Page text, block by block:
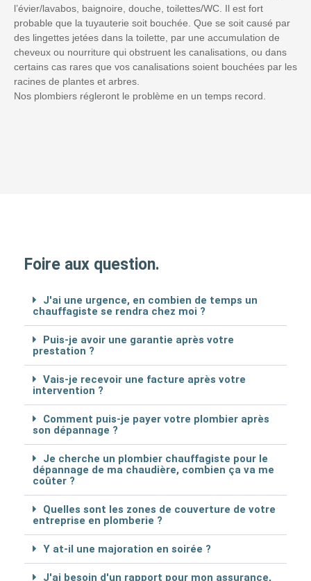
l’évier/lavabos, baignoire, douche, toilettes/WC. Il est fort
probable que la tuyauterie soit bouchée. Que se soit causé par
des lingettes jetées dans la toilette, par une accumulation de
cheveux ou nourriture qui obstruent les canalisations, ou dans
certains cas rares que vos canalisations soient bouchées par les
racines de plantes et arbres.
Nos plombiers régleront le problème en un temps record.
Foire aux question.
J'ai une urgence, en combien de temps un
chauffagiste se rendra chez moi ?
Puis-je avoir une garantie après votre
prestation ?
Vais-je recevoir une facture après votre
intervention ?
Comment puis-je payer votre plombier après
son dépannage ?
Je cherche un plombier chauffagiste pour le
dépannage de ma chaudière, combien ça va me
coûter ?
Quelles sont les zones de couverture de votre
entreprise en plomberie ?
Y at-il une majoration en soirée ?
J'ai besoin d'un rapport pour mon assurance,